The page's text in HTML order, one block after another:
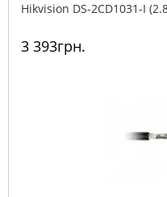
Hikvision DS-2CD1031-I
3 393грн.